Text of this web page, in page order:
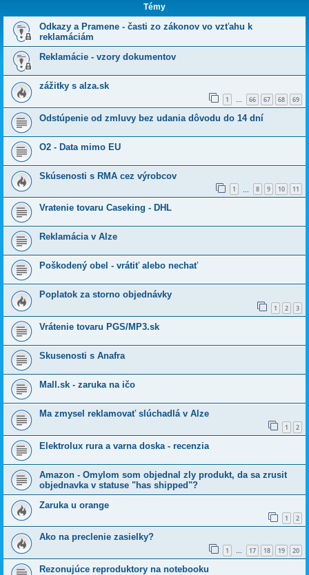
Témy
Odkazy a Pramene - časti zo zákonov vo vzťahu k
reklamáciám
Reklamácie - vzory dokumentov
zážitky s alza.sk
1 … 66 67 68 69
Odstúpenie od zmluvy bez udania dôvodu do 14 dní
O2 - Data mimo EU
Skúsenosti s RMA cez výrobcov
1 8 9 10 11
Vratenie tovaru Caseking - DHL
Reklamácia v Alze
Poškodený obel - vrátiť alebo nechať
Poplatok za storno objednávky
1 2 3
Vrátenie tovaru PGS/MP3.sk
Skusenosti s Anafra
Mall.sk - zaruka na ičo
Ma zmysel reklamovať slúchadlá v Alze
1 2
Elektrolux rura a varna doska - recenzia
Amazon - Omylom som objednal zly produkt, da sa zrusit
objednavka v statuse "has shipped"?
Zaruka u orange
1 2
Ako na preclenie zasielky?
1 … 17 18 19 20
Rezonujúce reproduktory na notebooku